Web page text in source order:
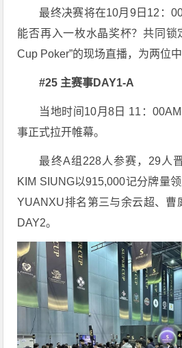
最终决赛将在10月9日12：
能否再入一枚水晶奖杯？共同锁
Cup Poker”的现场直播，为两位
#25 主赛事DAY1-A
当地时间10月8日 11：
事正式拉开帷幕。
最终A组228人参赛，29人
KIM SIUNG以915,000记分牌量
YUANXU排名第三与余云超、曹
DAY2。